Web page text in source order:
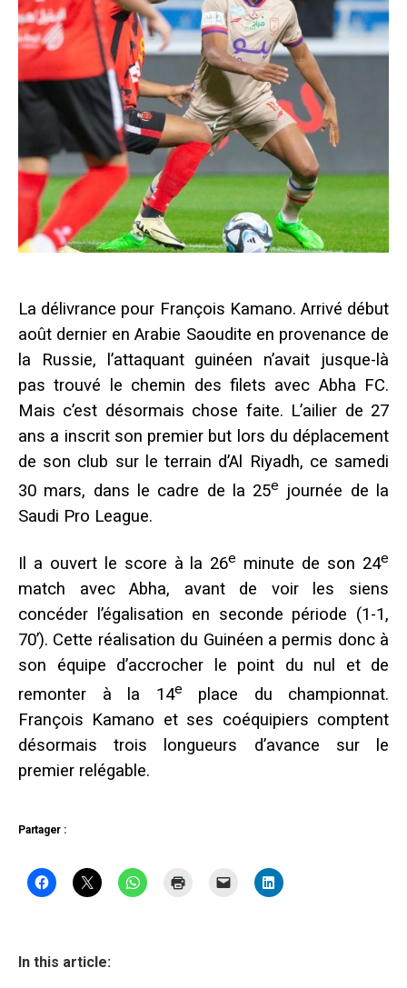
La délivrance pour François Kamano. Arrivé début
août dernier en Arabie Saoudite en provenance de
la Russie, l’attaquant guinéen n’avait jusque-là
pas trouvé le chemin des filets avec Abha FC.
Mais c’est désormais chose faite. L’ailier de 27
ans a inscrit son premier but lors du déplacement
de son club sur le terrain d’Al Riyadh, ce samedi
30 mars, dans le cadre de la 25e
journée de la
Saudi Pro League.
Il a ouvert le score à la 26e minute de son 24e
match avec Abha, avant de voir les siens
concéder l’égalisation en seconde période (1-1,
70’). Cette réalisation du Guinéen a permis donc à
son équipe d’accrocher le point du nul et de
remonter à la 14e
place du championnat.
François Kamano et ses coéquipiers comptent
désormais trois longueurs d’avance sur le
premier relégable.
Partager :
In this article: